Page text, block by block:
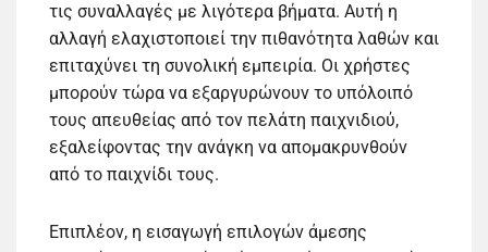
τις συναλλαγές με λιγότερα βήματα. Αυτή η
αλλαγή ελαχιστοποιεί την πιθανότητα λαθών και
επιταχύνει τη συνολική εμπειρία. Οι χρήστες
μπορούν τώρα να εξαργυρώνουν το υπόλοιπό
τους απευθείας από τον πελάτη παιχνιδιού,
εξαλείφοντας την ανάγκη να απομακρυνθούν
από το παιχνίδι τους.
Επιπλέον, η εισαγωγή επιλογών άμεσης